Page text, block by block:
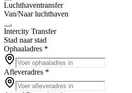
Luchthaventransfer
Van/Naar luchthaven
Intercity Transfer
Stad naar stad
Ophaaladres *
Afleveradres *